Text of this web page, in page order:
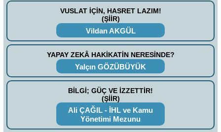
VUSLAT İÇİN, HASRET LAZIM!
(ŞİİR)
Vildan AKGÜL
YAPAY ZEKÂ HAKİKATİN NERESİNDE?
Yalçın GÖZÜBÜYÜK
BİLGİ; GÜÇ VE İZZETTİR!
(ŞİİR)
Ali ÇAĞIL - İHL ve Kamu
Yönetimi Mezunu